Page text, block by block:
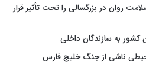
روان در بزرگسالی را تحت تأثیر قرار
کشور به سازندگان داخلی
ناشی از جنگ خلیج فارس